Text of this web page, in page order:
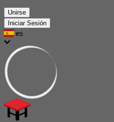
Unirse
Iniciar Sesión
es